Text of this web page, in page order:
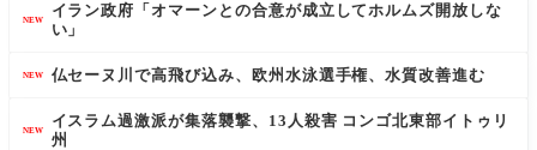
NEW
イラン政府「オマーンとの合意が成立してホルムズ開放しな
い」
NEW 仏セーヌ川で高飛び込み、欧州水泳選手権、水質改善進む
NEW
イスラム過激派が集落襲撃、13人殺害 コンゴ北東部イトゥリ
州